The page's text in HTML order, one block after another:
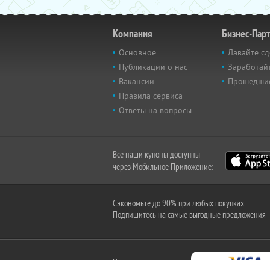
Компания
Основное
Публикации о нас
Вакансии
Правила сервиса
Ответы на вопросы
Бизнес-
Давайте
Все наши купоны доступны
через Мобильное Приложение:
Сэкономьте до 90% при любых покупках
Подпишитесь на самые выгодные предложения